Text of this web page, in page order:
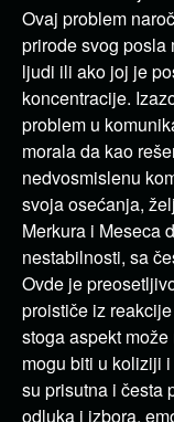
Ovaj problem
prirode svog posla
ljudi ili ako joj je
koncentracije.
problem u
morala da kao
nedvosmislenu
svoja osećanja,
Merkura i Meseca
nestabilnosti, sa
Ovde je
proističe iz
stoga aspekt
mogu biti u koliziji
su prisutna i česta
odluka i izbora,